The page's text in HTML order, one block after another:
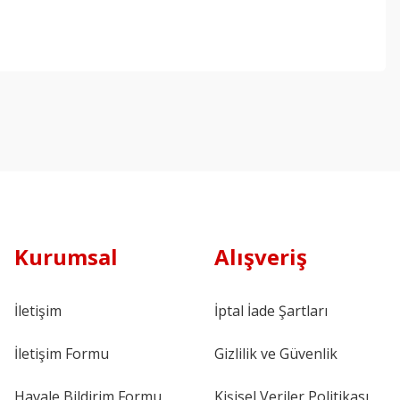
Kurumsal
İletişim
İletişim Formu
Alışveriş
İptal İade Şartları
Gizlilik ve Güvenlik